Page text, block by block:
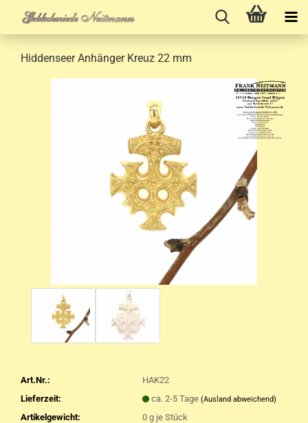
Hiddenseer Anhänger Kreuz 22 mm
Art.Nr.:
HAK22
Lieferzeit:
ca. 2-5 Tage (Ausland abweichend)
Artikelgewicht: 0g je Stück